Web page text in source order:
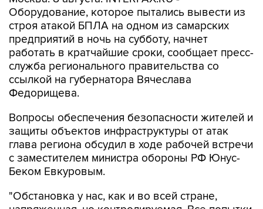
Оборудование, которое пытались вывести из
строя атакой БПЛА на одном из самарских
предприятий в ночь на субботу, начнет
работать в кратчайшие сроки, сообщает пресс-
служба регионального правительства со
ссылкой на губернатора Вячеслава
Федорищева.
Вопросы обеспечения безопасности жителей и
защиты объектов инфраструктуры от атак
глава региона обсудил в ходе рабочей встречи
с заместителем министра обороны РФ Юнус-
Беком Евкуровым.
"Обстановка у нас, как и во всей стране,